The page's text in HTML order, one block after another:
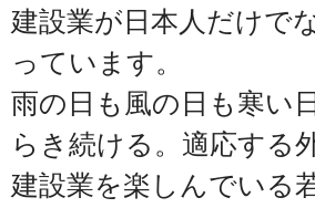
建設業が日本人だけで
っています。
雨の日も風の日も寒い
らき続ける。適応する
建設業を楽しんでいる